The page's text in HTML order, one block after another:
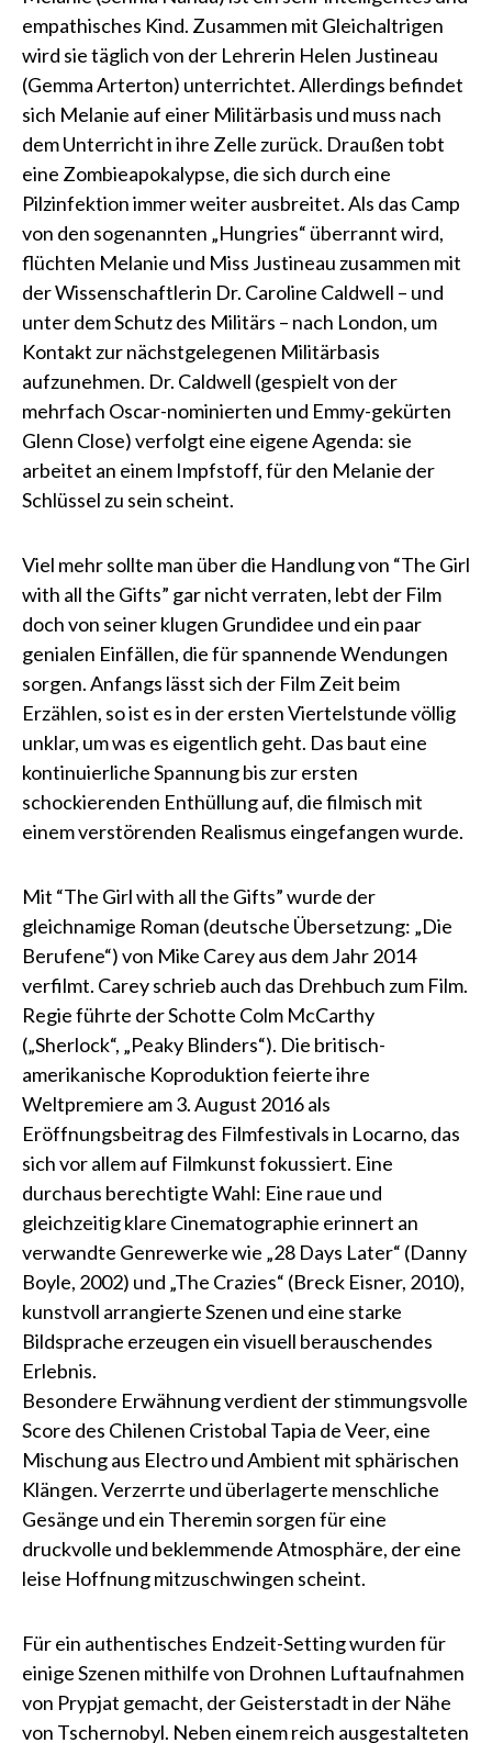
empathisches Kind. Zusammen mit Gleichaltrigen
wird sie täglich von der Lehrerin Helen Justineau
(Gemma Arterton) unterrichtet. Allerdings befindet
sich Melanie auf einer Militärbasis und muss nach
dem Unterricht in ihre Zelle zurück. Draußen tobt
eine Zombieapokalypse, die sich durch eine
Pilzinfektion immer weiter ausbreitet. Als das Camp
von den sogenannten „Hungries“ überrannt wird,
flüchten Melanie und Miss Justineau zusammen mit
der Wissenschaftlerin Dr. Caroline Caldwell – und
unter dem Schutz des Militärs – nach London, um
Kontakt zur nächstgelegenen Militärbasis
aufzunehmen. Dr. Caldwell (gespielt von der
mehrfach Oscar-nominierten und Emmy-gekürten
Glenn Close) verfolgt eine eigene Agenda: sie
arbeitet an einem Impfstoff, für den Melanie der
Schlüssel zu sein scheint.
Viel mehr sollte man über die Handlung von “The Girl
with all the Gifts” gar nicht verraten, lebt der Film
doch von seiner klugen Grundidee und ein paar
genialen Einfällen, die für spannende Wendungen
sorgen. Anfangs lässt sich der Film Zeit beim
Erzählen, so ist es in der ersten Viertelstunde völlig
unklar, um was es eigentlich geht. Das baut eine
kontinuierliche Spannung bis zur ersten
schockierenden Enthüllung auf, die filmisch mit
einem verstörenden Realismus eingefangen wurde.
Mit “The Girl with all the Gifts” wurde der
gleichnamige Roman (deutsche Übersetzung: „Die
Berufene“) von Mike Carey aus dem Jahr 2014
verfilmt. Carey schrieb auch das Drehbuch zum Film.
Regie führte der Schotte Colm McCarthy
(„Sherlock“, „Peaky Blinders“). Die britisch-
amerikanische Koproduktion feierte ihre
Weltpremiere am 3. August 2016 als
Eröffnungsbeitrag des Filmfestivals in Locarno, das
sich vor allem auf Filmkunst fokussiert. Eine
durchaus berechtigte Wahl: Eine raue und
gleichzeitig klare Cinematographie erinnert an
verwandte Genrewerke wie „28 Days Later“ (Danny
Boyle, 2002) und „The Crazies“ (Breck Eisner, 2010),
kunstvoll arrangierte Szenen und eine starke
Bildsprache erzeugen ein visuell berauschendes
Erlebnis.
Besondere Erwähnung verdient der stimmungsvolle
Score des Chilenen Cristobal Tapia de Veer, eine
Mischung aus Electro und Ambient mit sphärischen
Klängen. Verzerrte und überlagerte menschliche
Gesänge und ein Theremin sorgen für eine
druckvolle und beklemmende Atmosphäre, der eine
leise Hoffnung mitzuschwingen scheint.
Für ein authentisches Endzeit-Setting wurden für
einige Szenen mithilfe von Drohnen Luftaufnahmen
von Prypjat gemacht, der Geisterstadt in der Nähe
von Tschernobyl. Neben einem reich ausgestalteten